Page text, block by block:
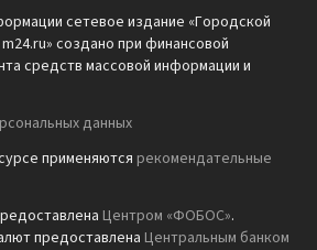
сетевое издание «Городской
создано при финансовой
средств массовой информации и
данных
применяются рекомендательные
Центром «ФОБОС».
предоставлена Центральным банком